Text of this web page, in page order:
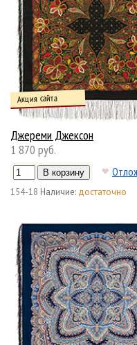
Джереми Джексон
Акция сайта
1 870 руб.
154-18 Наличие: достаточно